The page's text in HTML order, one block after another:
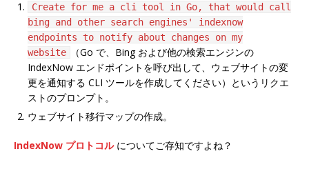
Create for me a cli tool in Go, that would call
bing and other search engines' indexnow
endpoints to notify about changes on my
website
（Go で、Bing および他の検索エンジンの
IndexNow エンドポイントを呼び出して、ウェブサイトの変
更を通知する CLI ツールを作成してください）というリクエ
ストのプロンプト。
ウェブサイト移行マップの作成。
IndexNow プロトコルについてご存知ですよね？